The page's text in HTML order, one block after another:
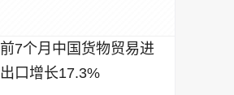
前7个月中国货物贸易进
出口增长17.3%